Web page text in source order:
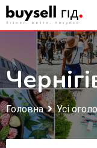
Перейти
до
Головна Усі